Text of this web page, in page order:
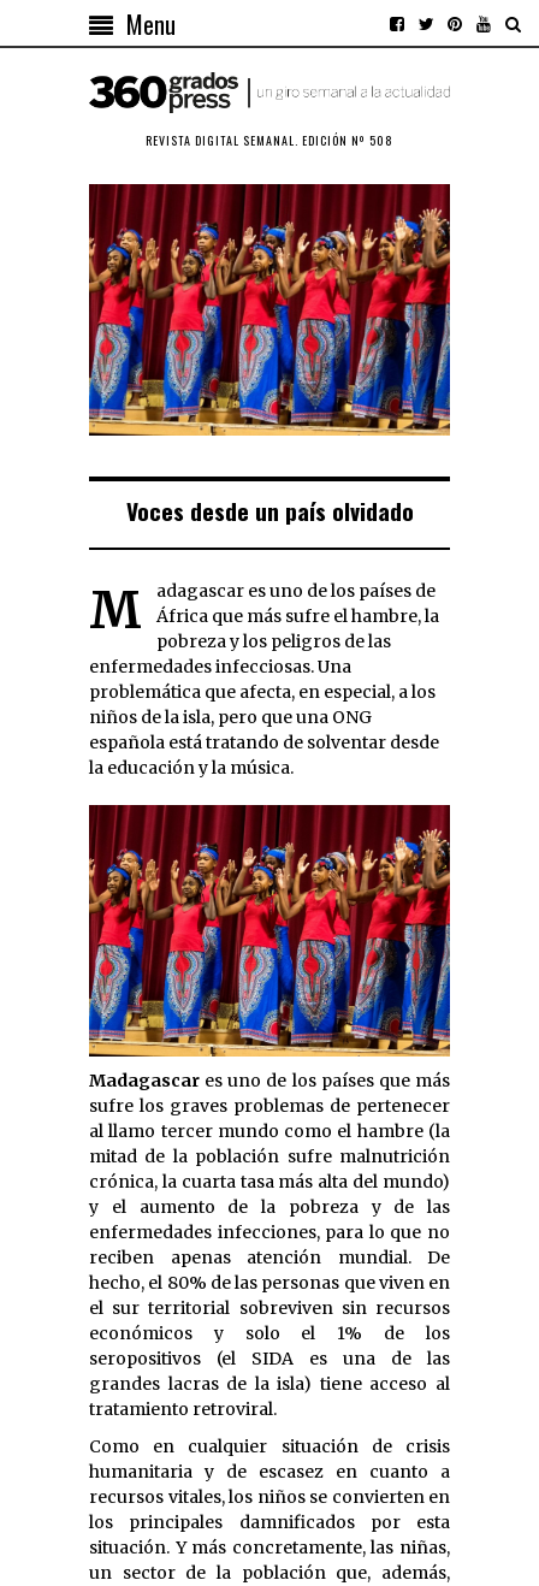
Menu
REVISTA DIGITAL SEMANAL. EDICIÓN Nº 508
Voces desde un país olvidado
Madagascar es uno de los países de
África que más sufre el hambre, la
pobreza y los peligros de las
enfermedades infecciosas. Una
problemática que afecta, en especial, a los
niños de la isla, pero que una ONG
española está tratando de solventar desde
la educación y la música.
Madagascar es uno de los países que más
sufre los graves problemas de pertenecer
al llamo tercer mundo como el hambre (la
mitad de la población sufre malnutrición
crónica, la cuarta tasa más alta del mundo)
y el aumento de la pobreza y de las
enfermedades infecciones, para lo que no
reciben apenas atención mundial. De
hecho, el 80% de las personas que viven en
el sur territorial sobreviven sin recursos
económicos y solo el 1% de los
seropositivos (el SIDA es una de las
grandes lacras de la isla) tiene acceso al
tratamiento retroviral.
Como en cualquier situación de crisis
humanitaria y de escasez en cuanto a
recursos vitales, los niños se convierten en
los principales damnificados por esta
situación. Y más concretamente, las niñas,
un sector de la población que, además,